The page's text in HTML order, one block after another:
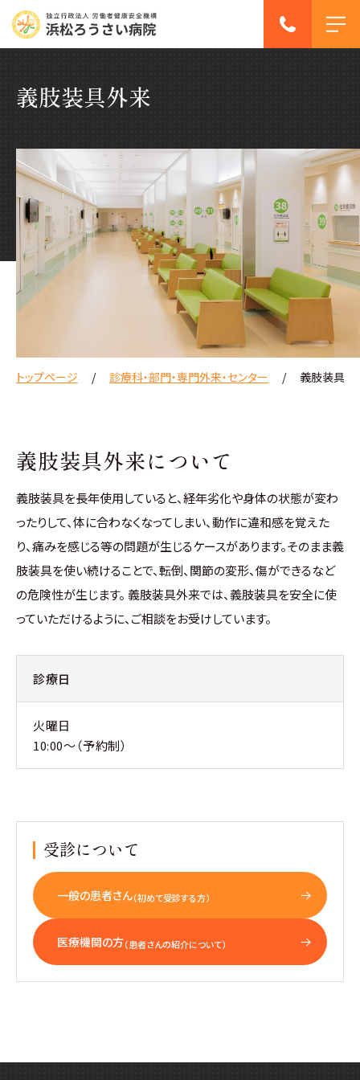
義肢装具外来
トップページ 診療科・部門・専門外来・センター 義肢装具外
義肢装具外来について
義肢装具を長年使用していると、経年劣化や身体の状態が変わ
ったりして、体に合わなくなってしまい、動作に違和感を覚えた
り、痛みを感じる等の問題が生じるケースがあります。そのまま義
肢装具を使い続けることで、転倒、関節の変形、傷ができるなど
の危険性が生じます。 義肢装具外来では、義肢装具を安全に使
っていただけるように、ご相談をお受けしています。
診療日
火曜日
10:00～（予約制）
受診について
一般の患者さん（初めて受診する方）
医療機関の方（患者さんの紹介について）